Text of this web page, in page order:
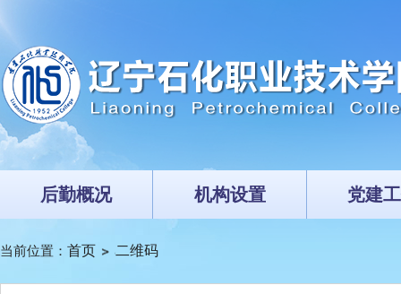
后勤概况 机构设置 党建
当前位置： 首页 二维码